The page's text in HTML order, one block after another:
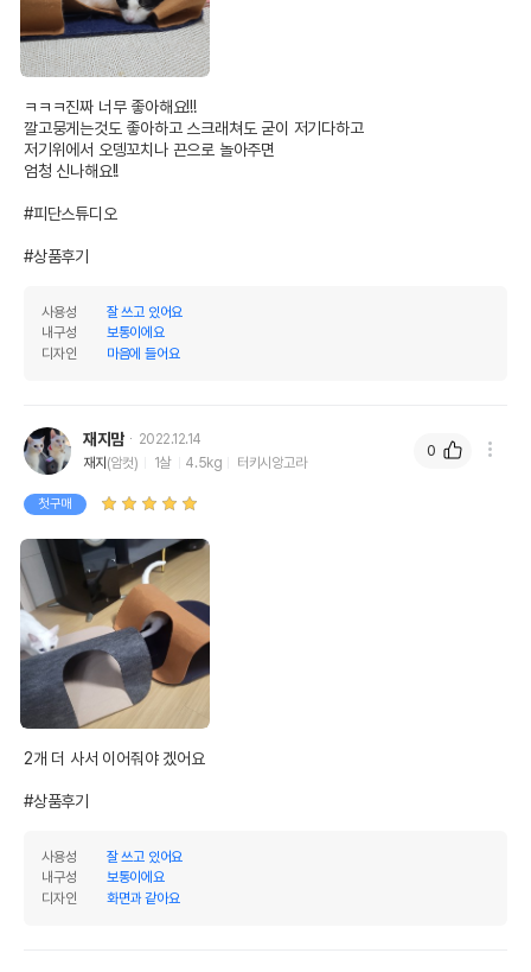
또는 소비자상담 관련
전화번호
유통기한
단, 상품명에 유통기한 명시된 경우, 해당
유통기한을 따릅니다.
ㅋㅋㅋ진짜 너무 좋아해요!!!
깔고뭉게는것도 좋아하고 스크래쳐도 굳이 저기다하고
저기위에서 오뎅꼬치나 끈으로 놀아주면
엄청 신나해요!!
#피단스튜디오
#상품후기
사용성
잘 쓰고 있어요
내구성
보통이에요
디자인
마음에 들어요
재지맘
2022.12.14
재지(암컷) 1살 4.5kg 터키시앙고라
첫구매
2개 더 사서 이어줘야 겠어요
#상품후기
사용성
잘 쓰고 있어요
내구성
보통이에요
디자인
화면과 같아요
0